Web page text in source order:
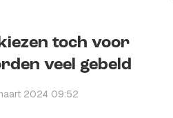
toch voor
veel gebeld
2024 09:52